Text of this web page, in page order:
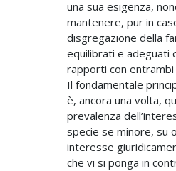
una sua esigenza,
mantenere, pur in
disgregazione della
equilibrati e adeguati
rapporti con entrambi
Il fondamentale
è, ancora una volta,
prevalenza
specie se minore, su
interesse
che vi si ponga in